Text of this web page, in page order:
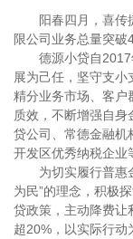
阳春四月，喜传
限公司业务总量突破
德源小贷自
展为己任，坚守支
精分业务市场、客户
质效，不断增强自
贷公司、常德金融机
开发区优秀纳税企业
为切实履行普惠
为民”的理念，积极
贷政策，主动降费让
超20%，以实际行动